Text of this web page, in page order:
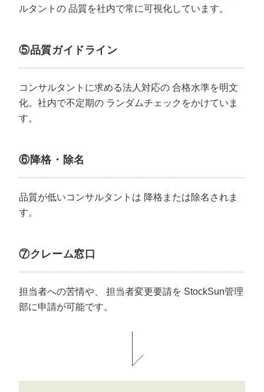
ルタントの 品質を社内で常に可視化しています。
⑤品質ガイドライン
コンサルタントに求める法人対応の 合格水準を明文
化。社内で不定期の ランダムチェックをかけていま
す。
⑥降格・除名
品質が低いコンサルタントは 降格または除名されま
す。
⑦クレーム窓口
担当者への苦情や、 担当者変更要請を StockSun管理
部に申請が可能です。